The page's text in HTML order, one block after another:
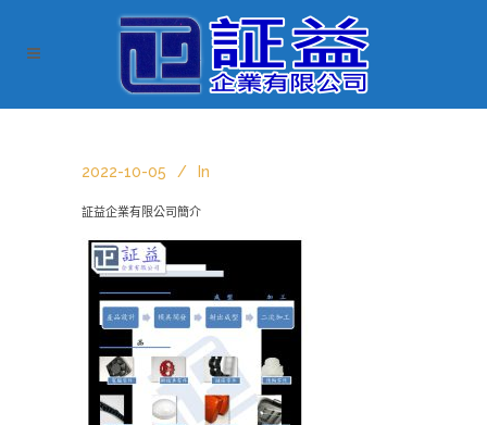
2022-10-05 In
証益企業有限公司簡介